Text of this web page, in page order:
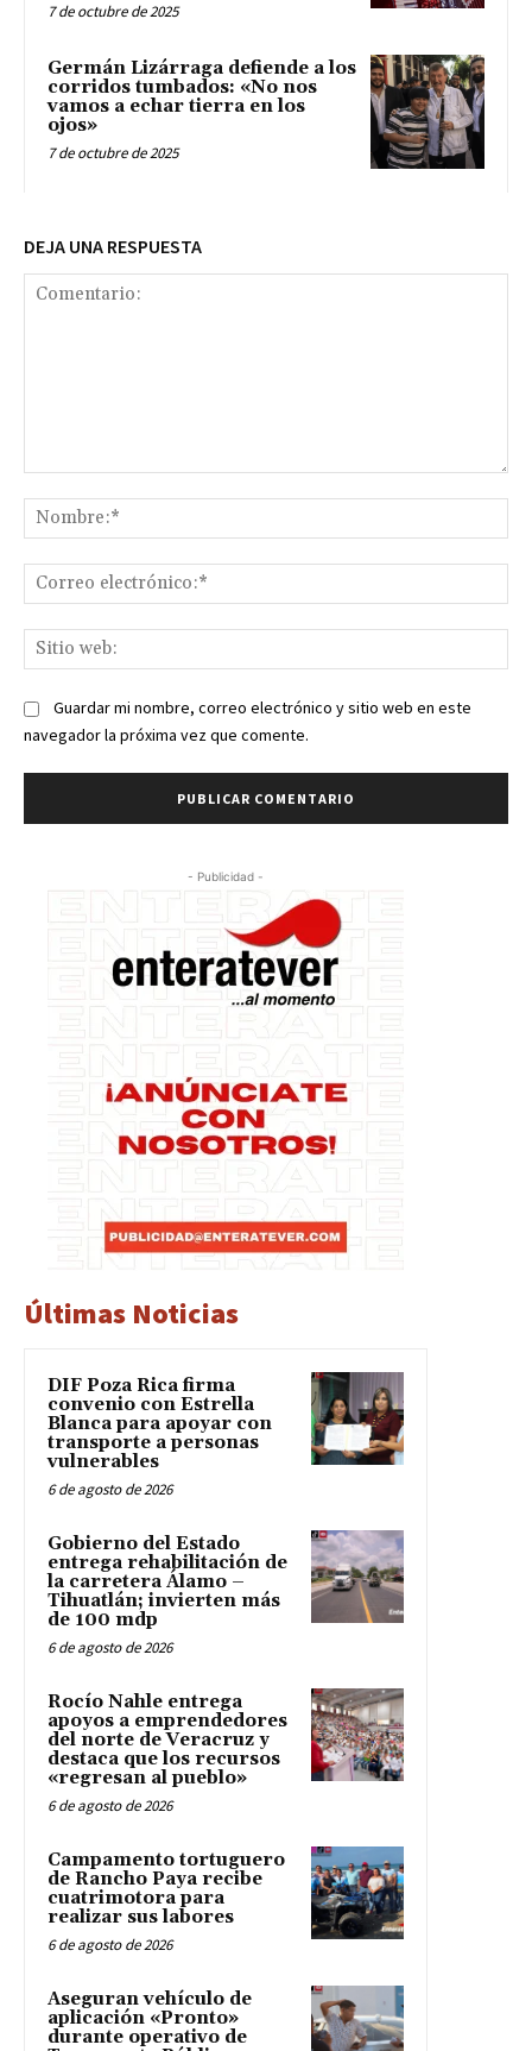
7 de octubre de 2025
Germán Lizárraga defiende a los
corridos tumbados: «No nos
vamos a echar tierra en los
ojos»
7 de octubre de 2025
DEJA UNA RESPUESTA
Guardar mi nombre, correo electrónico y sitio web en este
navegador la próxima vez que comente.
- Publicidad -
Últimas Noticias
DIF Poza Rica firma
convenio con Estrella
Blanca para apoyar con
transporte a personas
vulnerables
6 de agosto de 2026
Gobierno del Estado
entrega rehabilitación de
la carretera Álamo –
Tihuatlán; invierten más
de 100 mdp
6 de agosto de 2026
Rocío Nahle entrega
apoyos a emprendedores
del norte de Veracruz y
destaca que los recursos
«regresan al pueblo»
6 de agosto de 2026
Campamento tortuguero
de Rancho Paya recibe
cuatrimotora para
realizar sus labores
6 de agosto de 2026
Aseguran vehículo de
aplicación «Pronto»
durante operativo de